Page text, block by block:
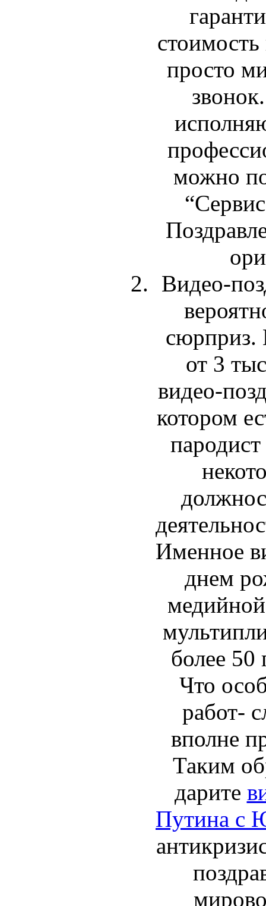
просто
можно
Видео-
сюрприз.
от 3
видео-
котором
Именное
днем
более 50
Что
работ-
вполне
Таким
дарите
Путина с